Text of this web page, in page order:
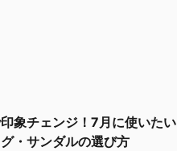
象チェンジ！7月に使いたい
・サンダルの選び方